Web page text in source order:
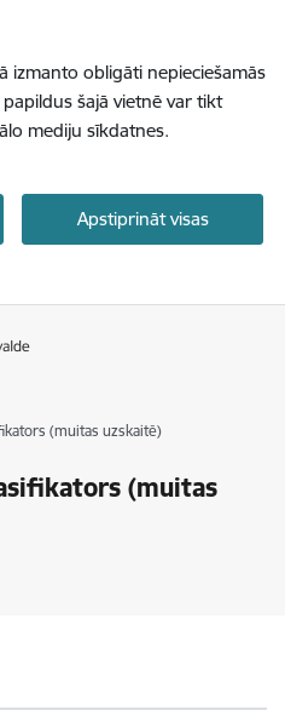
izmanto obligāti nepieciešamās
šajā vietnē var tikt
mediju sīkdatnes.
Apstiprināt visas
(muitas uzskaitē)
(muitas